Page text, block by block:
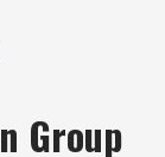
Group